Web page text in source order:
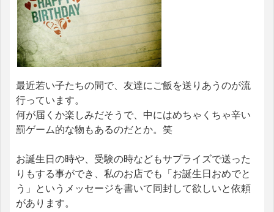
最近若い子たちの間で、友達にご飯を送りあうのが流
行っています。
何が届くか楽しみだそうで、中にはめちゃくちゃ辛い
罰ゲーム的な物もあるのだとか。笑
お誕生日の時や、受験の時などもサプライズで送った
りもする事ができ、私のお店でも「お誕生日おめでと
う」というメッセージを書いて同封して欲しいと依頼
があります。